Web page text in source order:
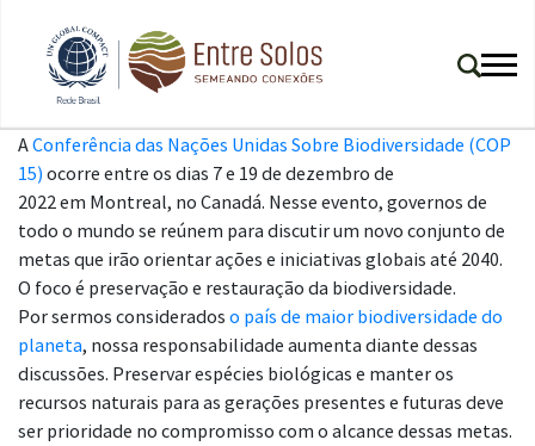
AConferência das Nações Unidas Sobre Biodiversidade (COP
15) ocorre entre os dias 7 e 19 de dezembro de
2022 em Montreal, no Canadá. Nesse evento, governos de
todo o mundo se reúnem para discutir um novo conjunto de
metas que irão orientar ações e iniciativas globais até 2040.
O foco é preservação e restauração da biodiversidade.
Por sermos considerados o país de maior biodiversidade do
planeta, nossa responsabilidade aumenta diante dessas
discussões. Preservar espécies biológicas e manter os
recursos naturais para as gerações presentes e futuras deve
ser prioridade no compromisso com o alcance dessas metas.